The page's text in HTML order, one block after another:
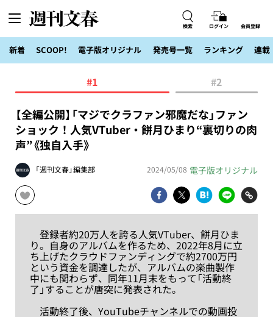
検索 ログイン 会員登録
新着 SCOOP! 電子版オリジナル 発売号一覧 ランキング 連載
#1 #2
【全編公開】「マジでクラファン邪魔だな」ファン
ショック！人気VTuber・餅月ひまり“裏切りの肉
声”《独自入手》
「週刊文春」編集部 2024/05/08 電子版オリジナル
登録者約20万人を誇る人気VTuber、餅月ひま
り。自身のアルバムを作るため、2022年8月に立
ち上げたクラウドファンディングで約2700万円
という資金を調達したが、アルバムの楽曲製作
中にも関わらず、同年11月末をもって「活動終
了」することが唐突に発表された。
活動終了後、YouTubeチャンネルでの動画投